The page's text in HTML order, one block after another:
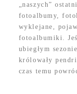
„naszych”
fotoalbumy,
wyklejane,
fotoalbumiki.
ubiegłym
królowały
czas temu